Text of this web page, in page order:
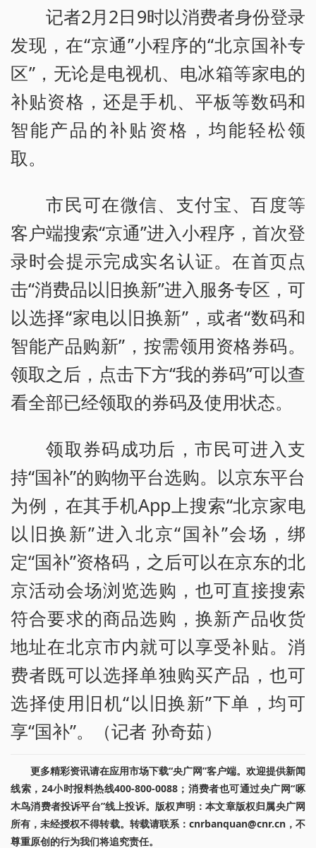
记者2月2日9时以消费者身份登录
发现，在“京通”小程序的“北京国补专
区”，无论是电视机、电冰箱等家电的
补贴资格，还是手机、平板等数码和
智能产品的补贴资格，均能轻松领
取。
市民可在微信、支付宝、百度等
客户端搜索“京通”进入小程序，首次登
录时会提示完成实名认证。在首页点
击“消费品以旧换新”进入服务专区，可
以选择“家电以旧换新”，或者“数码和
智能产品购新”，按需领用资格券码。
领取之后，点击下方“我的券码”可以查
看全部已经领取的券码及使用状态。
领取券码成功后，市民可进入支
持“国补”的购物平台选购。以京东平台
为例，在其手机App上搜索“北京家电
以旧换新”进入北京“国补”会场，绑
定“国补”资格码，之后可以在京东的北
京活动会场浏览选购，也可直接搜索
符合要求的商品选购，换新产品收货
地址在北京市内就可以享受补贴。消
费者既可以选择单独购买产品，也可
选择使用旧机“以旧换新”下单，均可
享“国补”。（记者 孙奇茹）
更多精彩资讯请在应用市场下载“央广网”客户端。欢迎提供新闻
线索，24小时报料热线400-800-0088；消费者也可通过央广网“啄
木鸟消费者投诉平台”线上投诉。版权声明：本文章版权归属央广网
所有，未经授权不得转载。转载请联系：cnrbanquan@cnr.cn，不
尊重原创的行为我们将追究责任。